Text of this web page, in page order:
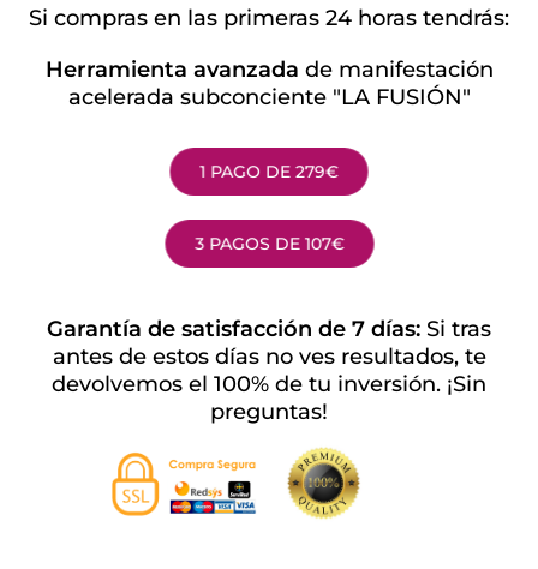
Si compras en las primeras 24 horas tendrás:
Herramienta avanzada de manifestación
acelerada subconciente "LA FUSIÓN"
1 PAGO DE 279€
3 PAGOS DE 107€
Garantía de satisfacción de 7 días: Si tras
antes de estos días no ves resultados, te
devolvemos el 100% de tu inversión. ¡Sin
preguntas!